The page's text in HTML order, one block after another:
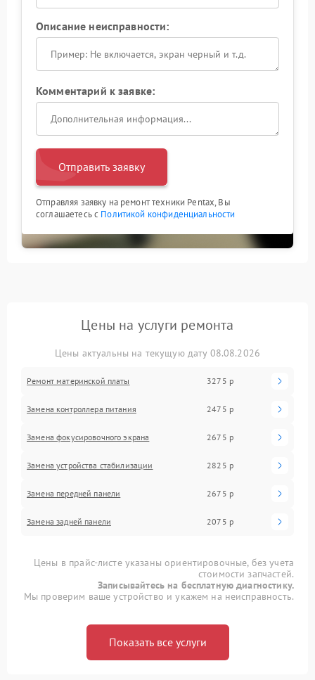
Описание неисправности:
Комментарий к заявке:
Отправить заявку
Отправляя заявку на ремонт техники Pentax, Вы
соглашаетесь с Политикой конфиденциальности
Цены на услуги ремонта
Цены актуальны на текущую дату 08.08.2026
Ремонт материнской платы 3275 р
Замена контроллера питания 2475 р
Замена фокусировочного экрана 2675 р
Замена устройства стабилизации 2825 р
Замена передней панели 2675 р
Замена задней панели 2075 р
Цены в прайс-листе указаны ориентировочные, без учета
стоимости запчастей.
Записывайтесь на бесплатную диагностику.
Мы проверим ваше устройство и укажем на неисправность.
Показать все услуги